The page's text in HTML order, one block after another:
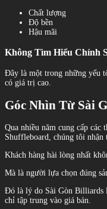
Chất lượng
Độ bền
Hậu mãi
Không Tìm Hiểu Chính
Đây là một trong những yếu
có giá trị cao.
Góc Nhìn Từ Sài
Qua nhiều năm cung cấp
Shuffleboard, chúng tôi nhận
Khách hàng hài lòng nhất
Mà là người lựa chọn đúng
Đó là lý do Sài Gòn Billiards
chỉ tập trung vào giá bán.